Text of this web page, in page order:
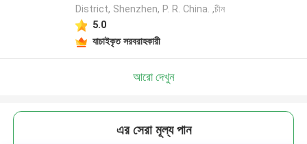
District, Shenzhen, P. R. China. ,চীন
5.0
যাচাইকৃত সরবরাহকারী
আরো দেখুন
এর সেরা মূল্য পান